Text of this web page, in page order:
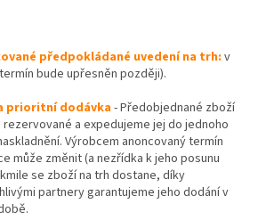
předpokládané uvedení na trh: v
bude upřesněn později).
prioritní dodávka- Předobjednané zboží
rezervované a expedujeme jej do jednoho
Výrobcem anoncovaný termín
může změnit (a nezřídka k jeho posunu
se zboží na trh dostane, díky
partnery garantujeme jeho dodání v